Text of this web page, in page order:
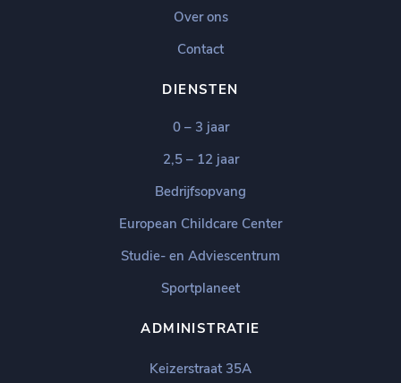
Over ons
Contact
DIENSTEN
0 – 3 jaar
2,5 – 12 jaar
Bedrijfsopvang
European Childcare Center
Studie- en Adviescentrum
Sportplaneet
ADMINISTRATIE
Keizerstraat 35A